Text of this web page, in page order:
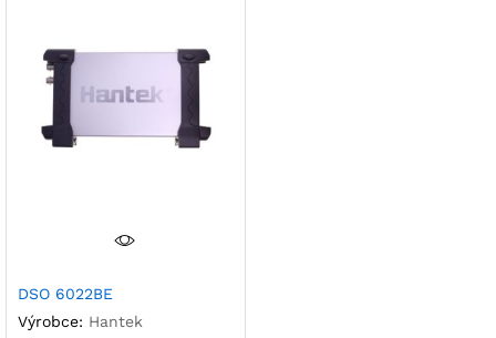
DSO 6022BE
Výrobce: Hantek